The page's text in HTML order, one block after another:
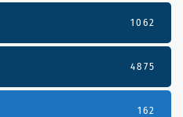
1062
4875
162